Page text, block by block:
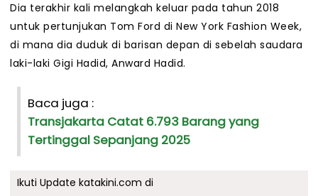
Dia terakhir kali melangkah keluar pada tahun 2018
untuk pertunjukan Tom Ford di New York Fashion Week,
di mana dia duduk di barisan depan di sebelah saudara
laki-laki Gigi Hadid, Anward Hadid.
Baca juga :
Transjakarta Catat 6.793 Barang yang
Tertinggal Sepanjang 2025
Ikuti Update katakini.com di